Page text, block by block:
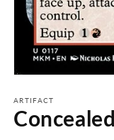
multimedia
1
en
ARTIFACT